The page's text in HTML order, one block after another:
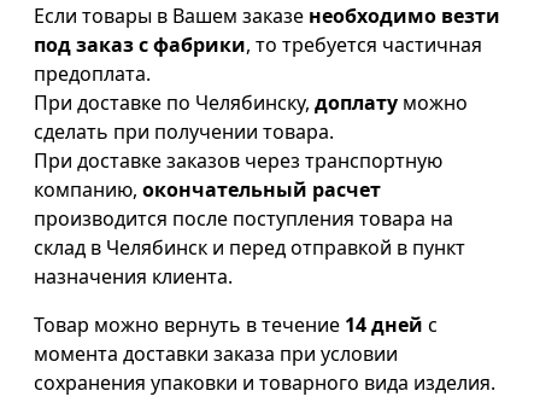
Если товары в Вашем заказе необходимо везти
под заказ с фабрики, то требуется частичная
предоплата.
При доставке по Челябинску, доплату можно
сделать при получении товара.
При доставке заказов через транспортную
компанию, окончательный расчет
производится после поступления товара на
склад в Челябинск и перед отправкой в пункт
назначения клиента.
Товар можно вернуть в течение 14 дней с
момента доставки заказа при условии
сохранения упаковки и товарного вида изделия.